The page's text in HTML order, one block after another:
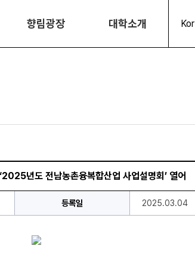
향림광장 대학소개 Kor
년도 전남농촌융복합산업 사업설명회’ 열어
등록일 2025.03.04